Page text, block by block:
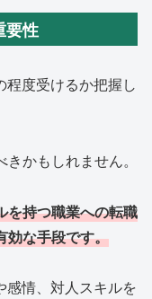
要性
程度受けるか把握し
かもしれません。
を持つ職業への転職
効な手段です。
感情、対人スキルを